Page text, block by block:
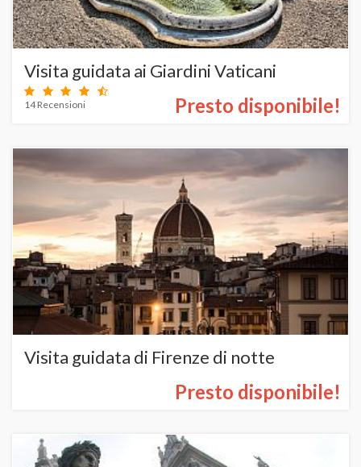
Visita guidata ai Giardini Vaticani
14 Recensioni Presto disponibile!
Visita guidata di Firenze di notte
Presto disponibile!